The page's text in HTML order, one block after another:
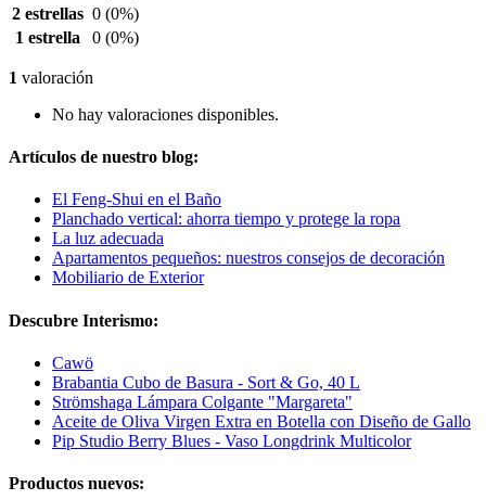
2 estrellas 0 (0%)
1 estrella
0 (0%)
1 valoración
No hay valoraciones disponibles.
Artículos de nuestro blog:
El Feng-Shui en el Baño
Planchado vertical: ahorra tiempo y protege la ropa
La luz adecuada
Apartamentos pequeños: nuestros consejos de decoración
Mobiliario de Exterior
Descubre Interismo:
Cawö
Brabantia Cubo de Basura - Sort & Go, 40 L
Strömshaga Lámpara Colgante "Margareta"
Aceite de Oliva Virgen Extra en Botella con Diseño de Gallo
Pip Studio Berry Blues - Vaso Longdrink Multicolor
Productos nuevos: